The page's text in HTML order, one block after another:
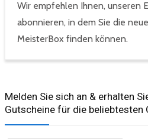
Wir empfehlen Ihnen, unseren
abonnieren, in dem Sie die
MeisterBox finden können.
Melden Sie sich an & erhalten
Gutscheine für die beliebtesten